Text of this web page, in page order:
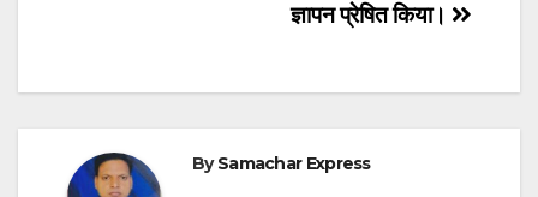
ज्ञापन प्रेषित किया।
BySamachar Express